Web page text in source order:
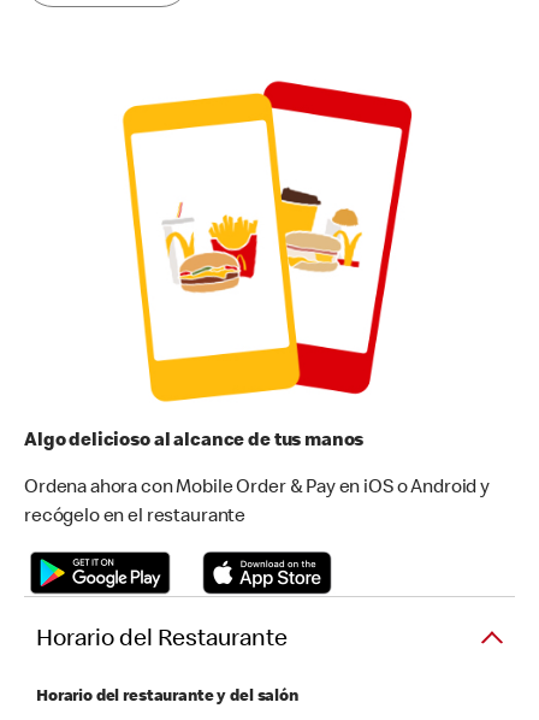
Algo delicioso al alcance de tus manos
Ordena ahora con Mobile Order & Pay en iOS o Android y
recógelo en el restaurante
Horario del Restaurante
Horario del restaurante y del salón